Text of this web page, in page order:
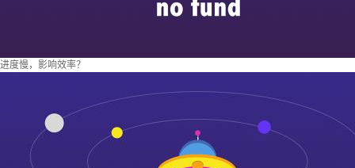
进度慢，影响效率？